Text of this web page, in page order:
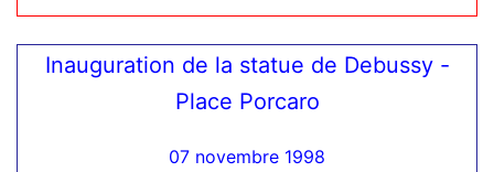
Inauguration de la statue de Debussy -
Place Porcaro
07 novembre 1998